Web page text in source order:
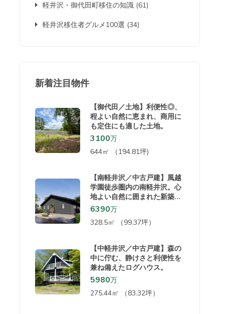
軽井沢・御代田町移住の知識 (61)
軽井沢移住者グルメ100選 (34)
新着注目物件
【御代田／土地】利便性◎、
程よい自然に恵まれ、商用に
も定住にも適した土地。
3100万
644㎡ （194.81坪)
【南軽井沢／中古戸建】風越
学園徒歩圏内の南軽井沢。心
地よい自然に囲まれた新築の
平屋！
6390万
328.5㎡ （99.37坪）
【中軽井沢／中古戸建】森の
中に佇む、静けさと利便性を
兼ね備えたログハウス。
5980万
275.44㎡ （83.32坪）